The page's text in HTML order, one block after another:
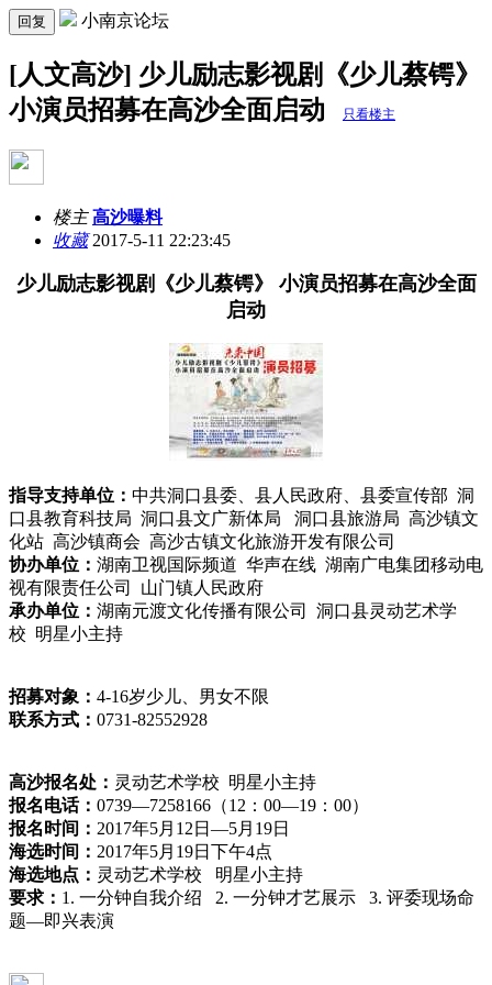
回复 小南京论坛
[人文高沙] 少儿励志影视剧《少儿蔡锷》
小演员招募在高沙全面启动
只看楼主
楼主 高沙曝料
收藏2017-5-11 22:23:45
少儿励志影视剧《少儿蔡锷》 小演员招募在高沙全面
启动
指导支持单位： 中共洞口县委、县人民政府、县委宣传部 洞
口县教育科技局 洞口县文广新体局 洞口县旅游局 高沙镇文
化站 高沙镇商会 高沙古镇文化旅游开发有限公司
协办单位： 湖南卫视国际频道 华声在线 湖南广电集团移动电
视有限责任公司 山门镇人民政府
承办单位： 湖南元渡文化传播有限公司 洞口县灵动艺术学
校 明星小主持
招募对象： 4-16岁少儿、男女不限
联系方式： 0731-82552928
高沙报名处： 灵动艺术学校 明星小主持
报名电话： 0739—7258166（12：00—19：00）
报名时间： 2017年5月12日—5月19日
海选时间： 2017年5月19日下午4点
海选地点： 灵动艺术学校 明星小主持
要求： 1. 一分钟自我介绍 2. 一分钟才艺展示 3. 评委现场命
题—即兴表演